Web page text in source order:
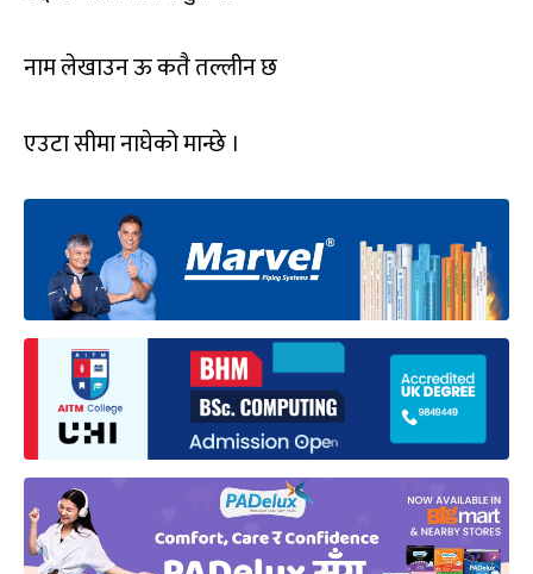
नाम लेखाउन ऊ कतै तल्लीन छ
एउटा सीमा नाघेको मान्छे ।